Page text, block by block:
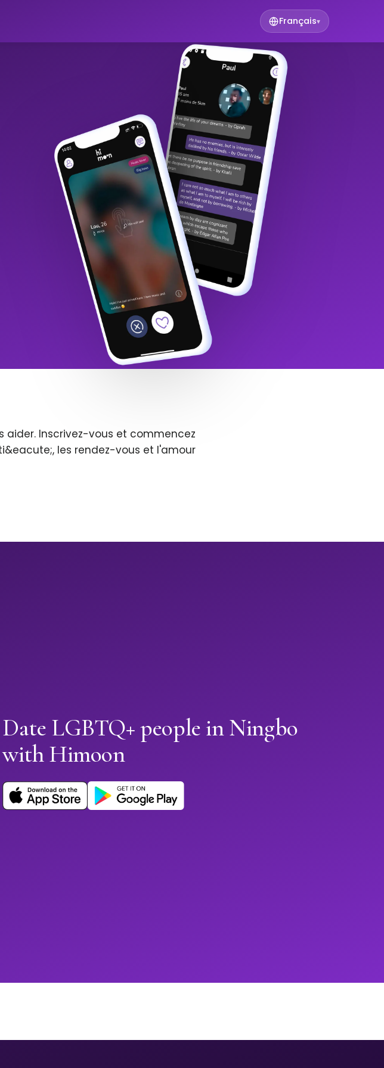
Français▾
aider. Inscrivez-vous et commencez
les rendez-vous et l'amour
Date LGBTQ+ people in Ningbo
with Himoon